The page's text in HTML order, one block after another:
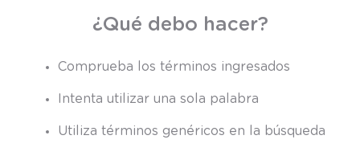
¿Qué debo hacer?
Comprueba los términos ingresados
Intenta utilizar una sola palabra
Utiliza términos genéricos en la búsqueda
accesorios